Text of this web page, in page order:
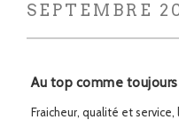
SEPTEMBRE
Au top comme toujours
Fraicheur, qualité et